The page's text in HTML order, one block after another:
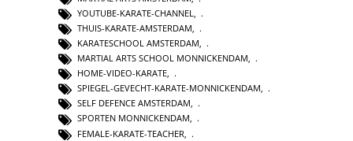
YOUTUBE-KARATE-CHANNEL,
THUIS-KARATE-AMSTERDAM,
KARATESCHOOL AMSTERDAM,
MARTIAL ARTS SCHOOL MONNICKENDAM,
HOME-VIDEO-KARATE,
SPIEGEL-GEVECHT-KARATE-MONNICKENDAM,
SELF DEFENCE AMSTERDAM,
SPORTEN MONNICKENDAM,
FEMALE-KARATE-TEACHER